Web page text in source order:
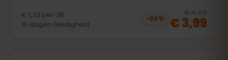
€ 1,33 per GB
15 dagen Geldigheid
−20%
€ 4,99
€ 3,99